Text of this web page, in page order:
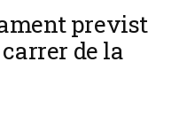
previst
de la